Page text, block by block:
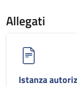
Allegati
Istanza